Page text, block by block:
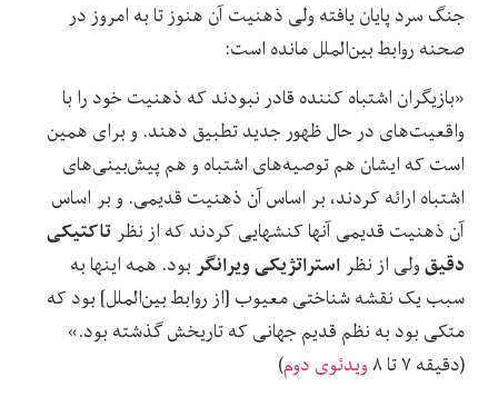
جنگ سرد پایان یافته ولی ذهنیت آن هنوز تا به امروز در
صحنه روابط بین‌الملل مانده است:
«بازیگران اشتباه کننده قادر نبودند که ذهنیت خود را با
واقعیت‌های در حال ظهور جدید تطبیق دهند. و برای همین
است که ایشان هم توصیه‌های اشتباه و هم پیش‌بینی‌های
اشتباه ارائه کردند، بر اساس آن ذهنیت قدیمی. و بر اساس
آن ذهنیت قدیمی آنها کنشهایی کردند که از نظر تاکتیکی
دقیقولی از نظر استراتژیکی ویرانگربود. همه اینها به
سبب یک نقشه شناختی معیوب [از روابط بین‌الملل] بود که
متکی بود به نظم قدیم جهانی که تاریخش گذشته بود.»
(دقیقه ۷ تا ۸
ویدئوی دوم)